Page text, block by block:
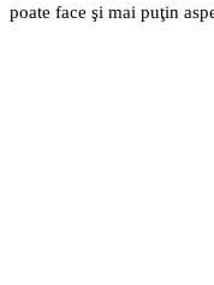
poate face şi mai puţin